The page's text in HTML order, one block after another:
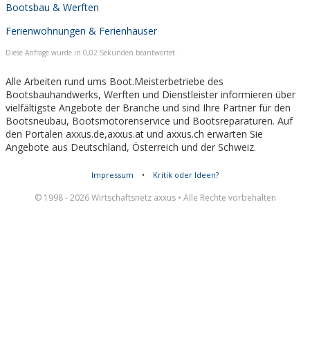
Bootsbau & Werften
Ferienwohnungen & Ferienhäuser
Diese Anfrage wurde in 0,02 Sekunden beantwortet.
Alle Arbeiten rund ums Boot.Meisterbetriebe des
Bootsbauhandwerks, Werften und Dienstleister informieren über
vielfältigste Angebote der Branche und sind Ihre Partner für den
Bootsneubau, Bootsmotorenservice und Bootsreparaturen. Auf
den Portalen axxus.de,axxus.at und axxus.ch erwarten Sie
Angebote aus Deutschland, Österreich und der Schweiz.
Impressum • Kritik oder Ideen?
© 1998 - 2026 Wirtschaftsnetz axxus • Alle Rechte vorbehalten